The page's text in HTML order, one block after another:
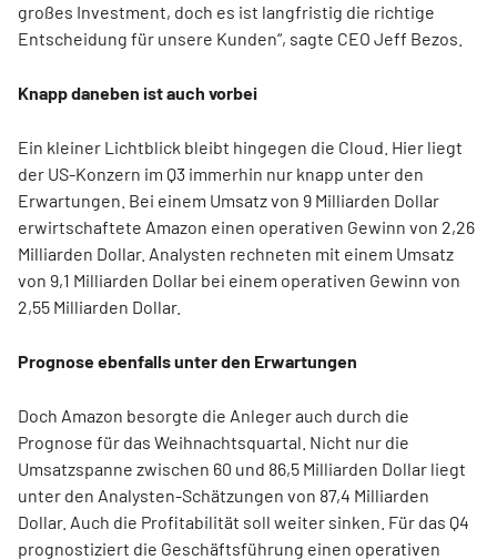
großes Investment, doch es ist langfristig die richtige
Entscheidung für unsere Kunden“, sagte CEO Jeff Bezos.
Knapp daneben ist auch vorbei
Ein kleiner Lichtblick bleibt hingegen die Cloud. Hier liegt
der US-Konzern im Q3 immerhin nur knapp unter den
Erwartungen. Bei einem Umsatz von 9 Milliarden Dollar
erwirtschaftete Amazon einen operativen Gewinn von 2,26
Milliarden Dollar. Analysten rechneten mit einem Umsatz
von 9,1 Milliarden Dollar bei einem operativen Gewinn von
2,55 Milliarden Dollar.
Prognose ebenfalls unter den Erwartungen
Doch Amazon besorgte die Anleger auch durch die
Prognose für das Weihnachtsquartal. Nicht nur die
Umsatzspanne zwischen 60 und 86,5 Milliarden Dollar liegt
unter den Analysten-Schätzungen von 87,4 Milliarden
Dollar. Auch die Profitabilität soll weiter sinken. Für das Q4
prognostiziert die Geschäftsführung einen operativen